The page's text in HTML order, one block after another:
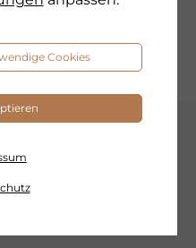
Cookies